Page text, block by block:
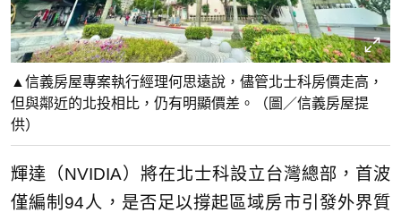
▲信義房屋專案執行經理何思遠說，儘管北士科房價走高，
但與鄰近的北投相比，仍有明顯價差。（圖／信義房屋提
供）
輝達（NVIDIA）將在北士科設立台灣總部，首波
僅編制94人，是否足以撐起區域房市引發外界質